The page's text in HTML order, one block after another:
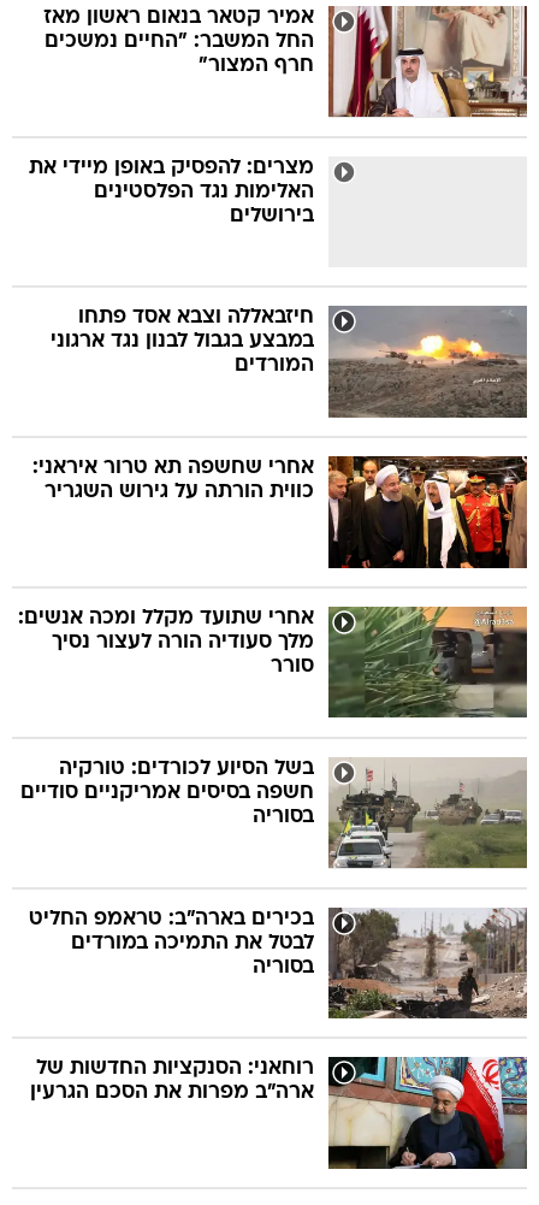
אמיר קטאר בנאום ראשון מאז
החל המשבר: "החיים נמשכים
חרף המצור"
מצרים: להפסיק באופן מיידי את
האלימות נגד הפלסטינים
בירושלים
חיזבאללה וצבא אסד פתחו
במבצע בגבול לבנון נגד ארגוני
המורדים
אחרי שחשפה תא טרור איראני:
כווית הורתה על גירוש השגריר
אחרי שתועד מקלל ומכה אנשים:
מלך סעודיה הורה לעצור נסיך
סורר
בשל הסיוע לכורדים: טורקיה
חשפה בסיסים אמריקניים סודיים
בסוריה
בכירים בארה"ב: טראמפ החליט
לבטל את התמיכה במורדים
בסוריה
רוחאני: הסנקציות החדשות של
ארה"ב מפרות את הסכם הגרעין